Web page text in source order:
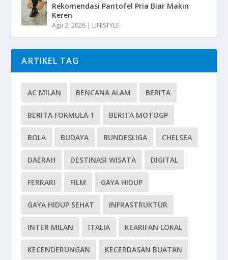
Rekomendasi Pantofel Pria Biar Makin
Keren
Agu 2, 2026 | LIFESTYLE
ARTIKEL TAG
AC MILAN BENCANA ALAM BERITA
BERITA FORMULA 1 BERITA MOTOGP
BOLA BUDAYA BUNDESLIGA CHELSEA
DAERAH DESTINASI WISATA DIGITAL
FERRARI FILM GAYA HIDUP
GAYA HIDUP SEHAT INFRASTRUKTUR
INTER MILAN ITALIA KEARIFAN LOKAL
KECENDERUNGAN KECERDASAN BUATAN